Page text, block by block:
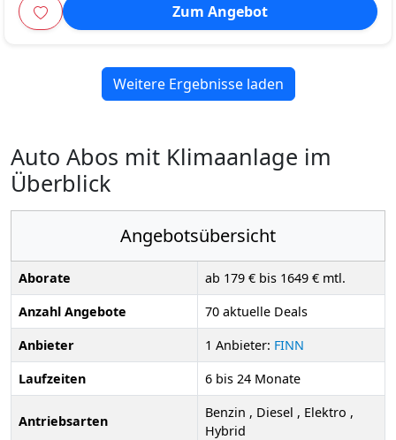
Zum Angebot
Weitere Ergebnisse laden
Auto Abos mit Klimaanlage im
Überblick
Angebotsübersicht
Aborate
ab 179 € bis 1649 € mtl.
Anzahl Angebote
70 aktuelle Deals
Anbieter
1 Anbieter: FINN
Laufzeiten
6 bis 24 Monate
Antriebsarten
Benzin , Diesel , Elektro ,
Hybrid